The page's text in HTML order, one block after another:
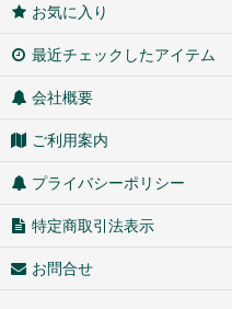
お気に入り
最近チェックしたアイテム
会社概要
ご利用案内
プライバシーポリシー
特定商取引法表示
お問合せ